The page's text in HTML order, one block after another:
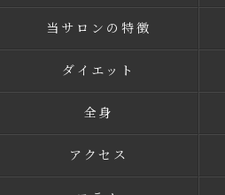
当サロンの特徴
ダイエット
全身
アクセス